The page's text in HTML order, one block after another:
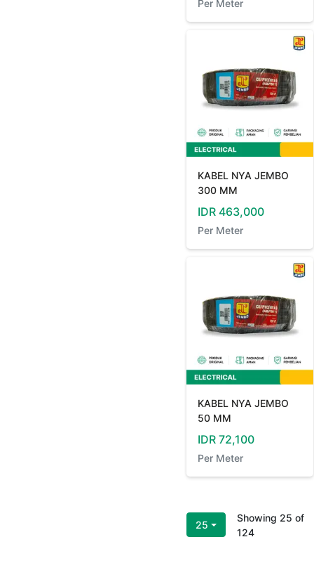
Per Meter
KABEL NYA JEMBO
300 MM
IDR 463,000
Per Meter
KABEL NYA JEMBO
50 MM
IDR 72,100
Per Meter
25
Showing 25 of
124